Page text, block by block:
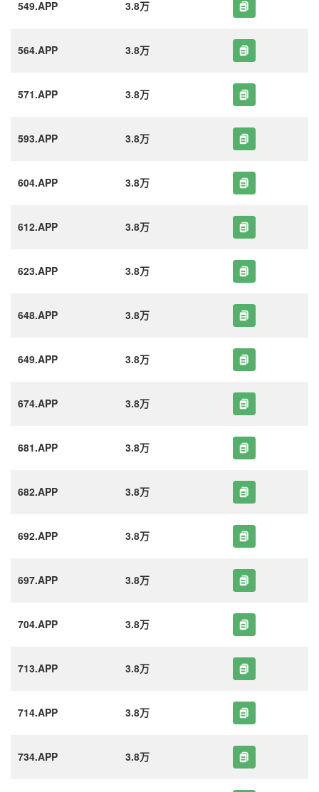
549.APP 3.8万
564.APP 3.8万
571.APP 3.8万
593.APP 3.8万
604.APP 3.8万
612.APP 3.8万
623.APP 3.8万
648.APP 3.8万
649.APP 3.8万
674.APP 3.8万
681.APP 3.8万
682.APP 3.8万
692.APP 3.8万
697.APP 3.8万
704.APP 3.8万
713.APP 3.8万
714.APP 3.8万
734.APP 3.8万